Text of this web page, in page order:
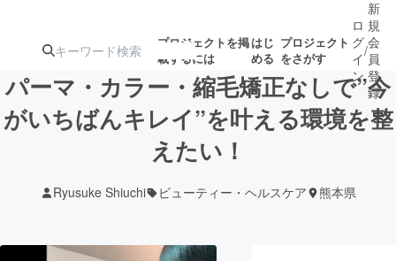
プロジェクトを掲
載するには
はじ
める
プロジェクト
をさがす
注目の新着プロ 募集終了が近いプ
ロ
グ
イ
ン
/
新
規
会
員
登
録
パーマ・カラー・縮毛矯正なしで”今
がいちばんキレイ”を叶える環境を整
えたい！
Ryusuke Shiuchi ビューティー・ヘルスケア 熊本県